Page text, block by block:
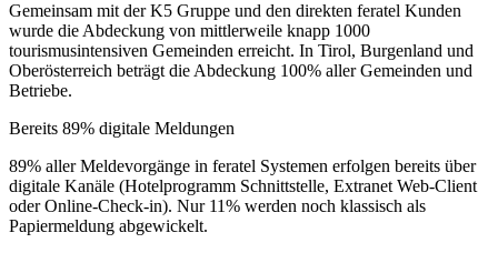
Gemeinsam mit der K5 Gruppe und den direkten feratel Kunden
wurde die Abdeckung von mittlerweile knapp 1000
tourismusintensiven Gemeinden erreicht. In Tirol, Burgenland und
Oberösterreich beträgt die Abdeckung 100% aller Gemeinden und
Betriebe.
Bereits 89% digitale Meldungen
89% aller Meldevorgänge in feratel Systemen erfolgen bereits über
digitale Kanäle (Hotelprogramm Schnittstelle, Extranet Web-Client
oder Online-Check-in). Nur 11% werden noch klassisch als
Papiermeldung abgewickelt.